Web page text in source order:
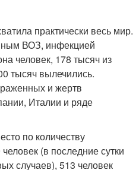
практически весь мир.
ВОЗ, инфекцией
человек, 178 тысяч из
тысяч вылечились.
и жертв
Италии и ряде
по количеству
(в последние сутки
случаев), 513 человек